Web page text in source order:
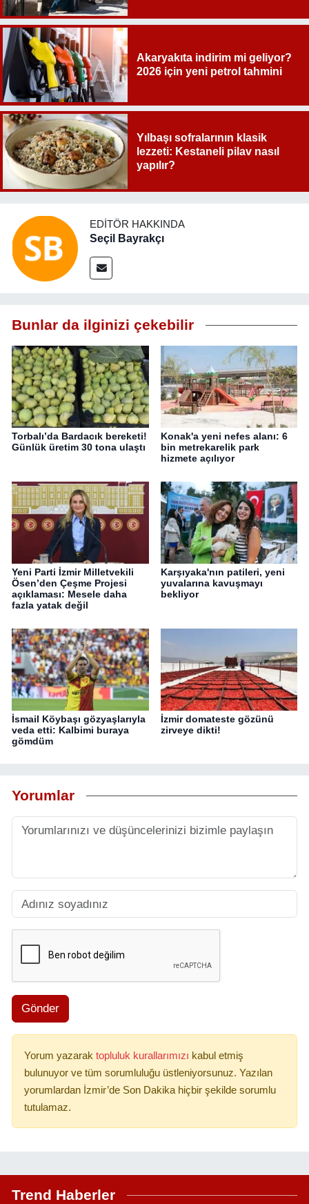
Akaryakıta indirim mi geliyor?
2026 için yeni petrol tahmini
Yılbaşı sofralarının klasik
lezzeti: Kestaneli pilav nasıl
yapılır?
EDITÖR HAKKINDA
Seçil Bayrakçı
Bunlar da ilginizi çekebilir
Torbalı’da Bardacık bereketi!
Günlük üretim 30 tona ulaştı
Konak'a yeni nefes alanı: 6
bin metrekarelik park
hizmete açılıyor
Yeni Parti İzmir Milletvekili
Ösen’den Çeşme Projesi
açıklaması: Mesele daha
fazla yatak değil
Karşıyaka'nın patileri, yeni
yuvalarına kavuşmayı
bekliyor
İsmail Köybaşı gözyaşlarıyla
veda etti: Kalbimi buraya
gömdüm
İzmir domateste gözünü
zirveye dikti!
Yorumlar
Gönder
Yorum yazarak topluluk kurallarımızı kabul etmiş
bulunuyor ve tüm sorumluluğu üstleniyorsunuz. Yazılan
yorumlardan İzmir’de Son Dakika hiçbir şekilde sorumlu
tutulamaz.
Trend Haberler